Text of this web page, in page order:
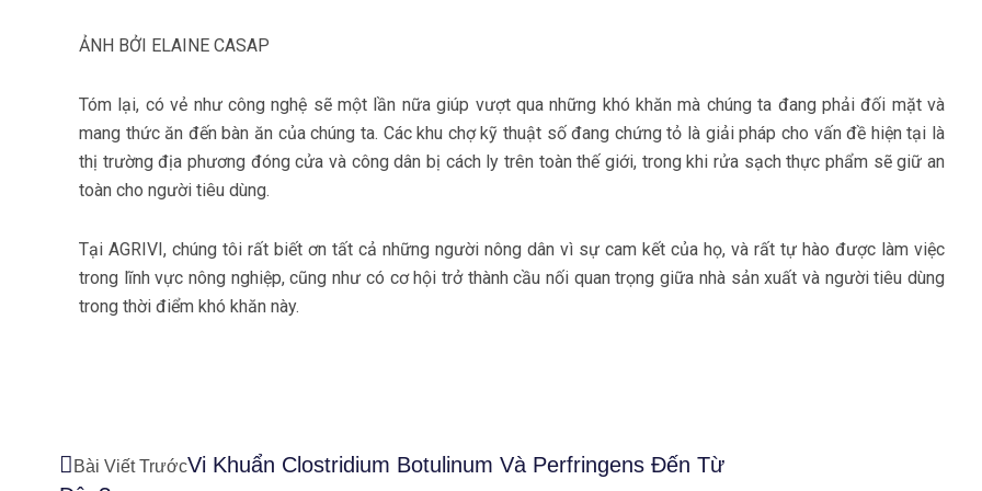
ẢNH BỞI ELAINE CASAP
Tóm lại, có vẻ như công nghệ sẽ một lần nữa giúp vượt qua những khó khăn mà chúng ta đang phải đối mặt và
mang thức ăn đến bàn ăn của chúng ta. Các khu chợ kỹ thuật số đang chứng tỏ là giải pháp cho vấn đề hiện tại là
thị trường địa phương đóng cửa và công dân bị cách ly trên toàn thế giới, trong khi rửa sạch thực phẩm sẽ giữ an
toàn cho người tiêu dùng.
Tại AGRIVI, chúng tôi rất biết ơn tất cả những người nông dân vì sự cam kết của họ, và rất tự hào được làm việc
trong lĩnh vực nông nghiệp, cũng như có cơ hội trở thành cầu nối quan trọng giữa nhà sản xuất và người tiêu dùng
trong thời điểm khó khăn này.
Bài Viết TrướcVi Khuẩn Clostridium Botulinum Và Perfringens Đến Từ